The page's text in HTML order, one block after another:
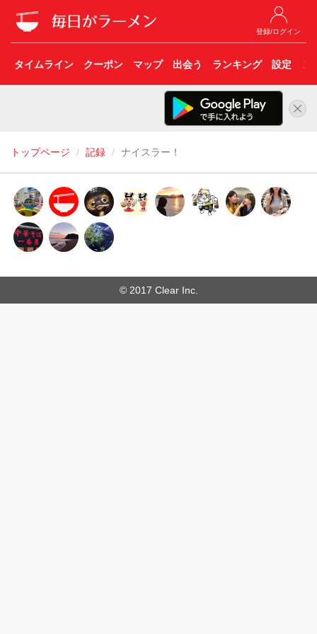
登録/ログイン
タイムライン クーポン マップ 出会う ランキング 設定 こ
トップページ 記録 ナイスラー！
© 2017 Clear Inc.